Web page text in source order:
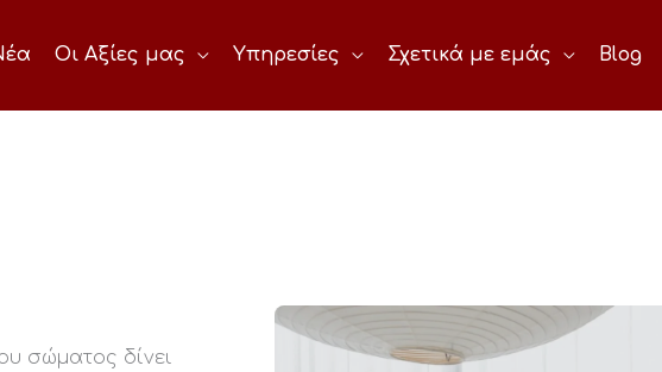
Οι Αξίες μας Υπηρεσίες Σχετικά με εμάς Blog
σώματος δίνει